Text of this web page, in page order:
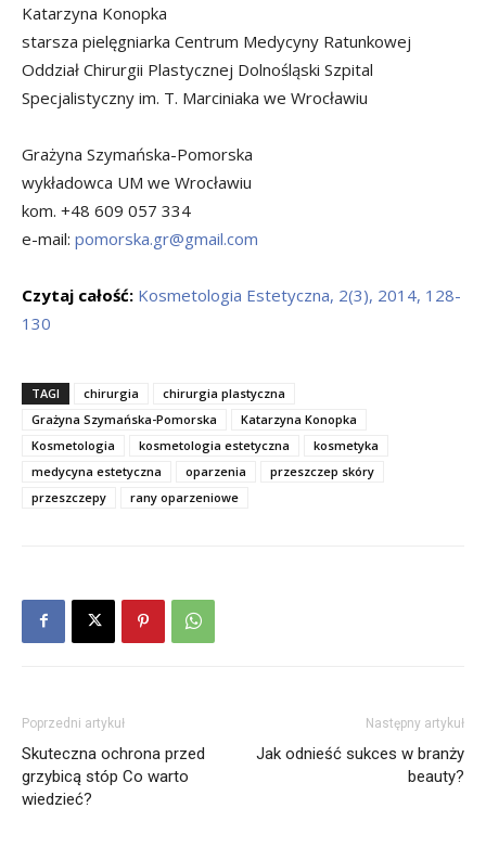
Katarzyna Konopka
starsza pielęgniarka Centrum Medycyny Ratunkowej
Oddział Chirurgii Plastycznej Dolnośląski Szpital
Specjalistyczny im. T. Marciniaka we Wrocławiu
Grażyna Szymańska-Pomorska
wykładowca UM we Wrocławiu
kom. +48 609 057 334
e-mail: pomorska.gr@gmail.com
Czytaj całość: Kosmetologia Estetyczna, 2(3), 2014, 128-
130
TAGI chirurgia
chirurgia plastyczna
Grażyna Szymańska-Pomorska
Katarzyna Konopka
Kosmetologia
kosmetologia estetyczna
kosmetyka
medycyna estetyczna
oparzenia
przeszczep skóry
przeszczepy
rany oparzeniowe
Poprzedni artykuł
Skuteczna ochrona przed
grzybicą stóp Co warto
wiedzieć?
Następny artykuł
Jak odnieść sukces w branży
beauty?